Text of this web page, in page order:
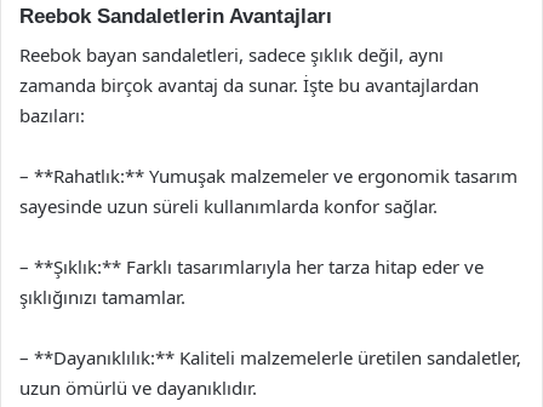
Reebok Sandaletlerin Avantajları
Reebok bayan sandaletleri, sadece şıklık değil, aynı
zamanda birçok avantaj da sunar. İşte bu avantajlardan
bazıları:
– **Rahatlık:** Yumuşak malzemeler ve ergonomik tasarım
sayesinde uzun süreli kullanımlarda konfor sağlar.
– **Şıklık:** Farklı tasarımlarıyla her tarza hitap eder ve
şıklığınızı tamamlar.
– **Dayanıklılık:** Kaliteli malzemelerle üretilen sandaletler,
uzun ömürlü ve dayanıklıdır.